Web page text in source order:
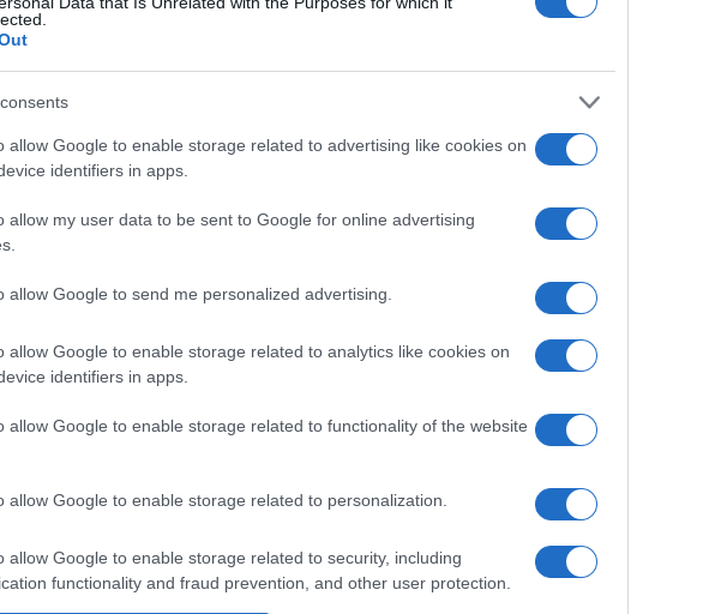
allow Google to enable storage related to advertising like cookies on
identifiers in apps.
allow my user data to be sent to Google for online advertising
allow Google to send me personalized advertising.
allow Google to enable storage related to analytics like cookies on
identifiers in apps.
allow Google to enable storage related to functionality of the website
allow Google to enable storage related to personalization.
allow Google to enable storage related to security, including
functionality and fraud prevention, and other user protection.
lendületét, ?az USA-ban viszont virágzott a műfaj, mindenekelőtt Mack Sennett
melyekben pillanatnyi szünet nélkül, láncreakció-szerűen szervezve követik
köré groteszk, sokszor torz figurákat, mint amilyen a kövér Roscoe Fatty
karrierjüket, mint Charlie Chaplin, Harold Lloyd és Harry Langdon.
születtek Chaplin ( A kölyök, 1921;Aranyláz ; 1928), Buster Keaton (
klasszikus burleszkjei, melyek többnyire túlmutatnak az olcsó
a burleszk gyors hanyatlásnak indult. Chaplin ugyan még számos jelentős
aModern idők et, valamintA diktátort ?, de Langdon teljesen eltűnt, Buster Keaton
nem szolgálta a burleszk rendezők improvizatív, szabad filmezési
hangosfilm elterjedésével csak elvétve bukkant fel egy-két olyan nagy hatású